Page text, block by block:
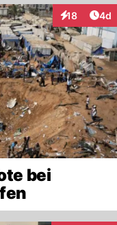
18
Interaktionen
4d
bei